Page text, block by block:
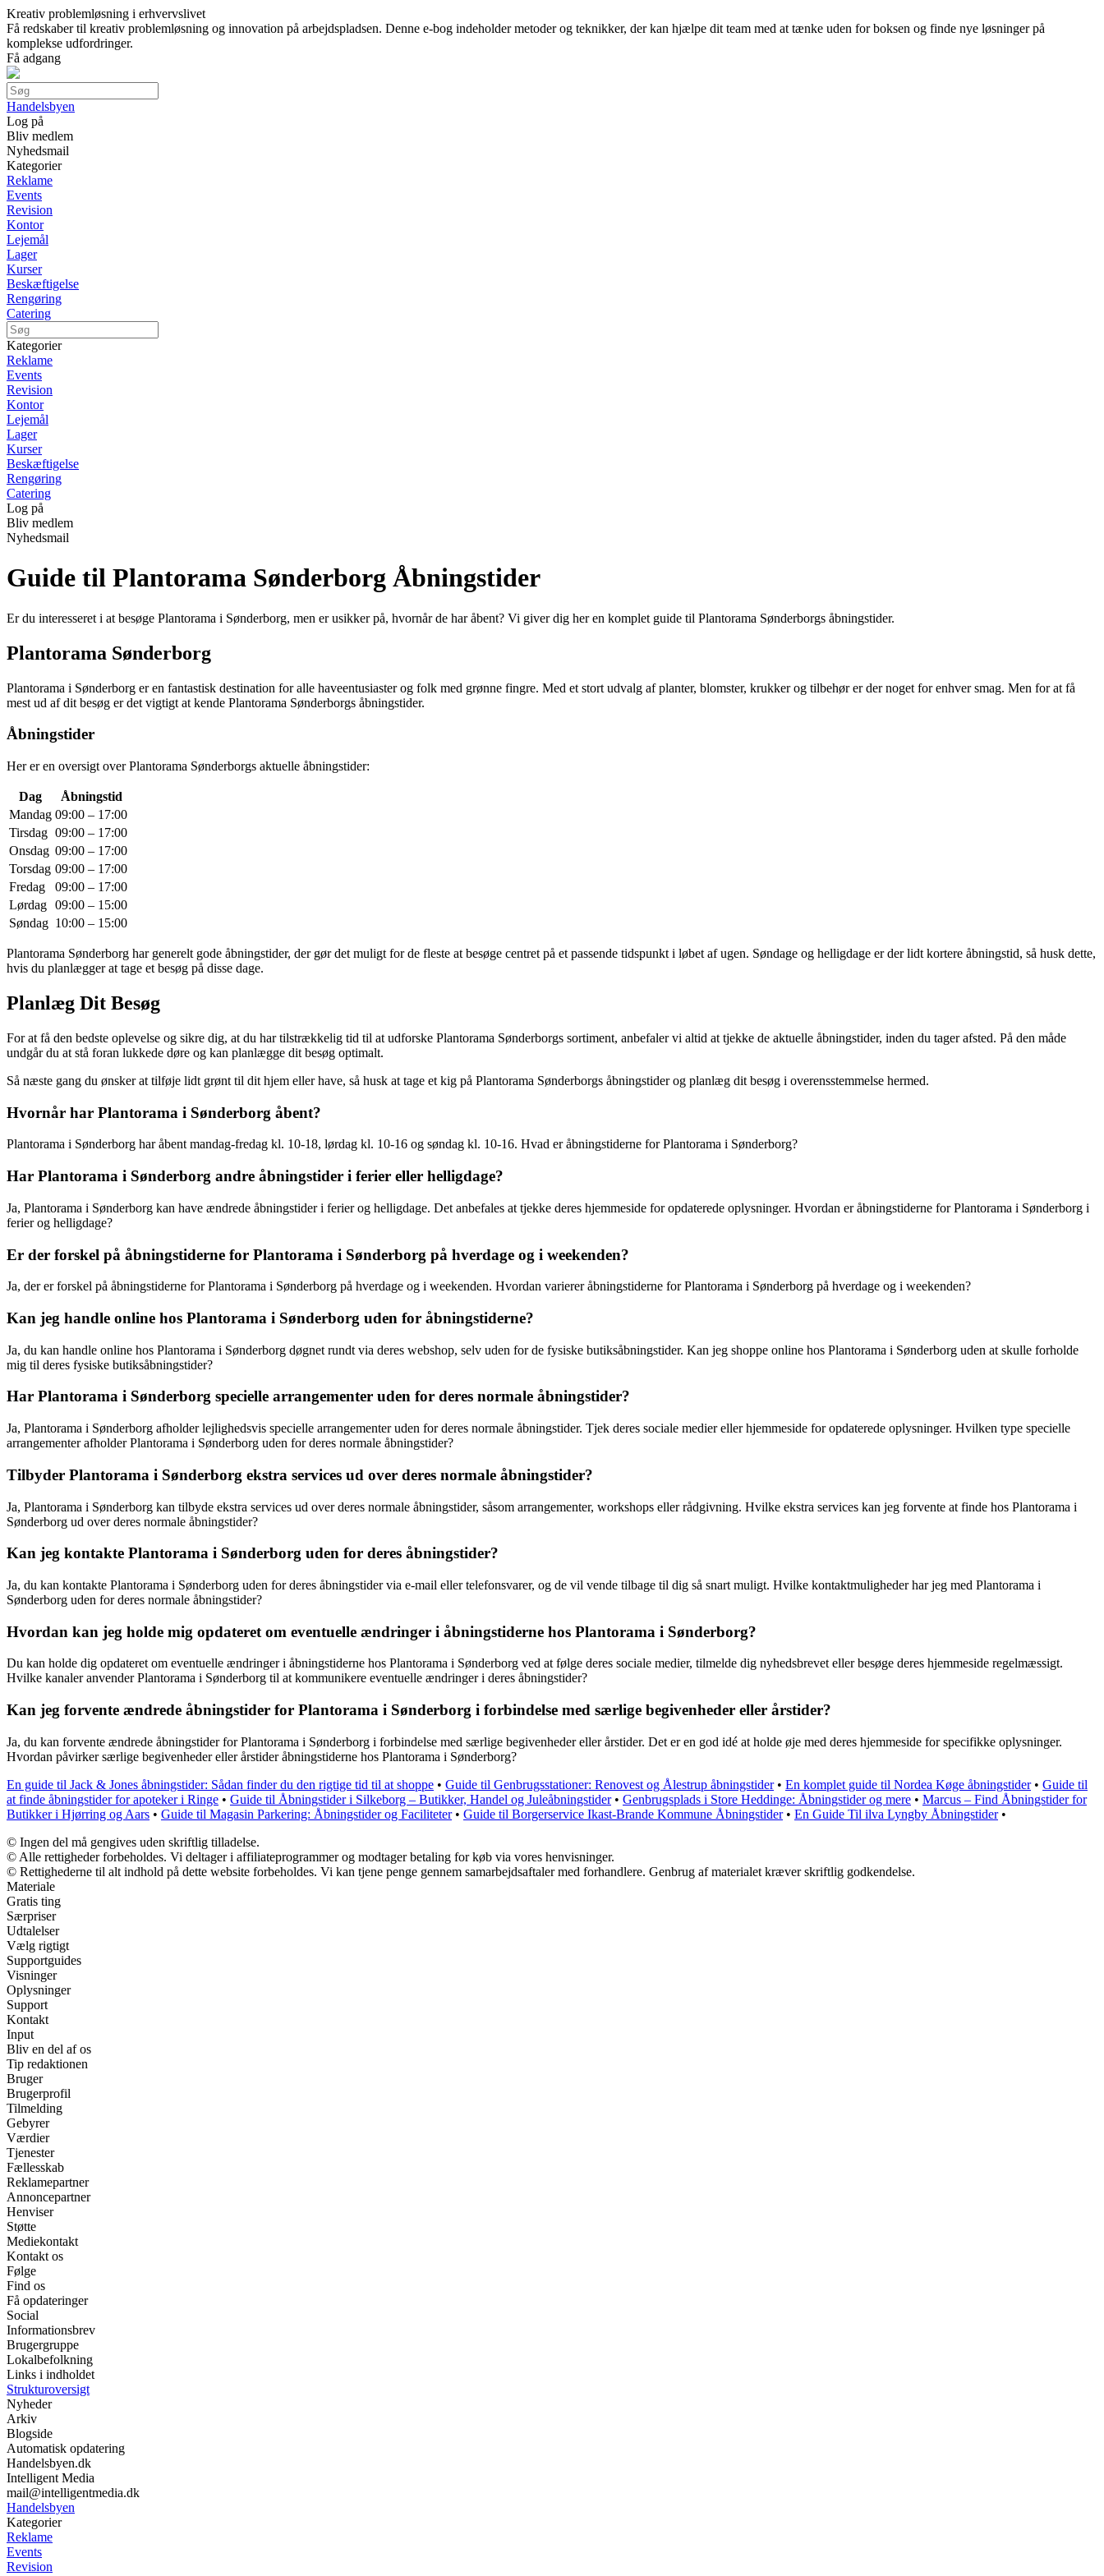
Kreativ problemløsning i erhvervslivet
Få redskaber til kreativ problemløsning og innovation på arbejdspladsen. Denne e-bog indeholder metoder og teknikker, der kan hjælpe dit team med at tænke uden for boksen og finde nye løsninger på
komplekse udfordringer.
Få adgang
Handelsbyen
Log på
Bliv medlem
Nyhedsmail
Kategorier
Reklame
Events
Revision
Kontor
Lejemål
Lager
Kurser
Beskæftigelse
Rengøring
Catering
Kategorier
Reklame
Events
Revision
Kontor
Lejemål
Lager
Kurser
Beskæftigelse
Rengøring
Catering
Log på
Bliv medlem
Nyhedsmail
Guide til Plantorama Sønderborg Åbningstider
Er du interesseret i at besøge Plantorama i Sønderborg, men er usikker på, hvornår de har åbent? Vi giver dig her en komplet guide til Plantorama Sønderborgs åbningstider.
Plantorama Sønderborg
Plantorama i Sønderborg er en fantastisk destination for alle haveentusiaster og folk med grønne fingre. Med et stort udvalg af planter, blomster, krukker og tilbehør er der noget for enhver smag. Men for at få
mest ud af dit besøg er det vigtigt at kende Plantorama Sønderborgs åbningstider.
Åbningstider
Her er en oversigt over Plantorama Sønderborgs aktuelle åbningstider:
Dag
Åbningstid
Mandag 09:00 – 17:00
Tirsdag 09:00 – 17:00
Onsdag 09:00 – 17:00
Torsdag 09:00 – 17:00
Fredag
09:00 – 17:00
Lørdag 09:00 – 15:00
Søndag 10:00 – 15:00
Plantorama Sønderborg har generelt gode åbningstider, der gør det muligt for de fleste at besøge centret på et passende tidspunkt i løbet af ugen. Søndage og helligdage er der lidt kortere åbningstid, så husk dette,
hvis du planlægger at tage et besøg på disse dage.
Planlæg Dit Besøg
For at få den bedste oplevelse og sikre dig, at du har tilstrækkelig tid til at udforske Plantorama Sønderborgs sortiment, anbefaler vi altid at tjekke de aktuelle åbningstider, inden du tager afsted. På den måde
undgår du at stå foran lukkede døre og kan planlægge dit besøg optimalt.
Så næste gang du ønsker at tilføje lidt grønt til dit hjem eller have, så husk at tage et kig på Plantorama Sønderborgs åbningstider og planlæg dit besøg i overensstemmelse hermed.
Hvornår har Plantorama i Sønderborg åbent?
Plantorama i Sønderborg har åbent mandag-fredag kl. 10-18, lørdag kl. 10-16 og søndag kl. 10-16. Hvad er åbningstiderne for Plantorama i Sønderborg?
Har Plantorama i Sønderborg andre åbningstider i ferier eller helligdage?
Ja, Plantorama i Sønderborg kan have ændrede åbningstider i ferier og helligdage. Det anbefales at tjekke deres hjemmeside for opdaterede oplysninger. Hvordan er åbningstiderne for Plantorama i Sønderborg i
ferier og helligdage?
Er der forskel på åbningstiderne for Plantorama i Sønderborg på hverdage og i weekenden?
Ja, der er forskel på åbningstiderne for Plantorama i Sønderborg på hverdage og i weekenden. Hvordan varierer åbningstiderne for Plantorama i Sønderborg på hverdage og i weekenden?
Kan jeg handle online hos Plantorama i Sønderborg uden for åbningstiderne?
Ja, du kan handle online hos Plantorama i Sønderborg døgnet rundt via deres webshop, selv uden for de fysiske butiksåbningstider. Kan jeg shoppe online hos Plantorama i Sønderborg uden at skulle forholde
mig til deres fysiske butiksåbningstider?
Har Plantorama i Sønderborg specielle arrangementer uden for deres normale åbningstider?
Ja, Plantorama i Sønderborg afholder lejlighedsvis specielle arrangementer uden for deres normale åbningstider. Tjek deres sociale medier eller hjemmeside for opdaterede oplysninger. Hvilken type specielle
arrangementer afholder Plantorama i Sønderborg uden for deres normale åbningstider?
Tilbyder Plantorama i Sønderborg ekstra services ud over deres normale åbningstider?
Ja, Plantorama i Sønderborg kan tilbyde ekstra services ud over deres normale åbningstider, såsom arrangementer, workshops eller rådgivning. Hvilke ekstra services kan jeg forvente at finde hos Plantorama i
Sønderborg ud over deres normale åbningstider?
Kan jeg kontakte Plantorama i Sønderborg uden for deres åbningstider?
Ja, du kan kontakte Plantorama i Sønderborg uden for deres åbningstider via e-mail eller telefonsvarer, og de vil vende tilbage til dig så snart muligt. Hvilke kontaktmuligheder har jeg med Plantorama i
Sønderborg uden for deres normale åbningstider?
Hvordan kan jeg holde mig opdateret om eventuelle ændringer i åbningstiderne hos Plantorama i Sønderborg?
Du kan holde dig opdateret om eventuelle ændringer i åbningstiderne hos Plantorama i Sønderborg ved at følge deres sociale medier, tilmelde dig nyhedsbrevet eller besøge deres hjemmeside regelmæssigt.
Hvilke kanaler anvender Plantorama i Sønderborg til at kommunikere eventuelle ændringer i deres åbningstider?
Kan jeg forvente ændrede åbningstider for Plantorama i Sønderborg i forbindelse med særlige begivenheder eller årstider?
Ja, du kan forvente ændrede åbningstider for Plantorama i Sønderborg i forbindelse med særlige begivenheder eller årstider. Det er en god idé at holde øje med deres hjemmeside for specifikke oplysninger.
Hvordan påvirker særlige begivenheder eller årstider åbningstiderne hos Plantorama i Sønderborg?
En guide til Jack & Jones åbningstider: Sådan finder du den rigtige tid til at shoppe • Guide til Genbrugsstationer: Renovest og Ålestrup åbningstider• En komplet guide til Nordea Køge åbningstider• Guide til
at finde åbningstider for apoteker i Ringe • Guide til Åbningstider i Silkeborg – Butikker, Handel og Juleåbningstider• Genbrugsplads i Store Heddinge: Åbningstider og mere • Marcus – Find Åbningstider for
Butikker i Hjørring og Aars • Guide til Magasin Parkering: Åbningstider og Faciliteter• Guide til Borgerservice Ikast-Brande Kommune Åbningstider• En Guide Til ilva Lyngby Åbningstider•
© Ingen del må gengives uden skriftlig tilladelse.
© Alle rettigheder forbeholdes. Vi deltager i affiliateprogrammer og modtager betaling for køb via vores henvisninger.
© Rettighederne til alt indhold på dette website forbeholdes. Vi kan tjene penge gennem samarbejdsaftaler med forhandlere. Genbrug af materialet kræver skriftlig godkendelse.
Materiale
Gratis ting
Særpriser
Udtalelser
Vælg rigtigt
Supportguides
Visninger
Oplysninger
Support
Kontakt
Input
Bliv en del af os
Tip redaktionen
Bruger
Brugerprofil
Tilmelding
Gebyrer
Værdier
Tjenester
Fællesskab
Reklamepartner
Annoncepartner
Henviser
Støtte
Mediekontakt
Kontakt os
Følge
Find os
Få opdateringer
Social
Informationsbrev
Brugergruppe
Lokalbefolkning
Links i indholdet
Strukturoversigt
Nyheder
Arkiv
Blogside
Automatisk opdatering
Handelsbyen.dk
Intelligent Media
mail@intelligentmedia.dk
Handelsbyen
Kategorier
Reklame
Events
Revision